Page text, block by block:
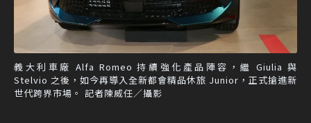
義大利車廠 Alfa Romeo 持續強化產品陣容，繼 Giulia 與
Stelvio 之後，如今再導入全新都會精品休旅 Junior，正式搶進新
世代跨界市場。 記者陳威任／攝影